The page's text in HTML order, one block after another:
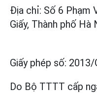
Địa chỉ: Số 6 Phạm
Giấy, Thành phố Hà
Giấy phép số: 2013/
Do Bộ TTTT cấp